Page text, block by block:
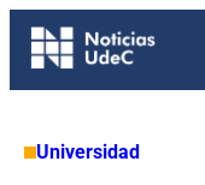
Saltar
Universidad